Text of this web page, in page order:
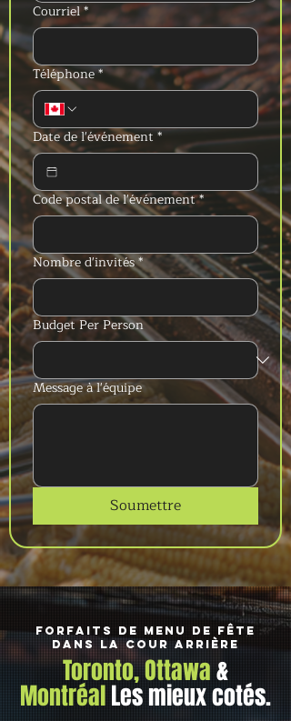
Courriel*
Téléphone*
Date de l'événement *
Code postal de l'événement*
Nombre d'invités*
Budget Per Person
Message à l'équipe
Soumettre
Forfaits de menu de fête
dans la cour arrière
Toronto, Ottawa&
MontréalLes mieux cotés.